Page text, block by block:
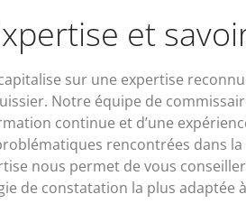
et
sur une expertise
Notre équipe de
continue et d’une
rencontrées dans
nous permet de vous conseiller
de constatation la plus adaptée